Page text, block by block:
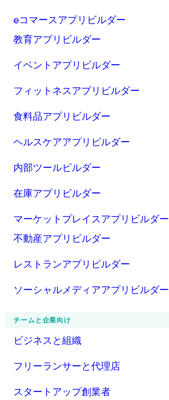
eコマースアプリビルダー
教育アプリビルダー
イベントアプリビルダー
フィットネスアプリビルダー
食料品アプリビルダー
ヘルスケアアプリビルダー
内部ツールビルダー
在庫アプリビルダー
マーケットプレイスアプリビルダー
不動産アプリビルダー
レストランアプリビルダー
ソーシャルメディアアプリビルダー
チームと企業向け
ビジネスと組織
フリーランサーと代理店
スタートアップ創業者